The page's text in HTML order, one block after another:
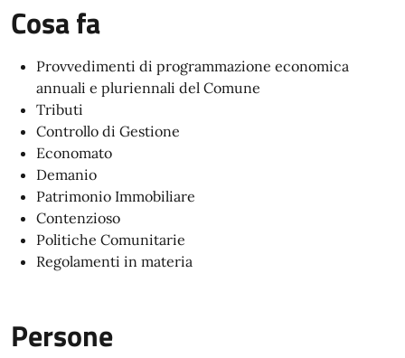
Cosa fa
Provvedimenti di programmazione economica
annuali e pluriennali del Comune
Tributi
Controllo di Gestione
Economato
Demanio
Patrimonio Immobiliare
Contenzioso
Politiche Comunitarie
Regolamenti in materia
Persone